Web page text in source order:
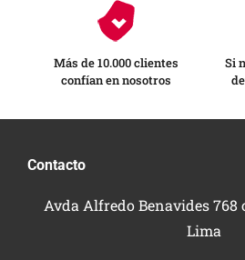
Más de 10.000 clientes
confían en nosotros
Si
Contacto
Avda Alfredo Benavides 768
Lima